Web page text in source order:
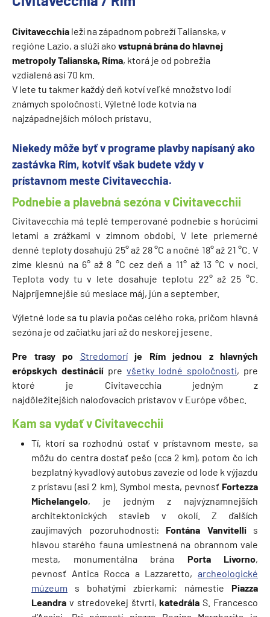
Civitavecchia leží na západnom pobreží Talianska, v
regióne Lazio, a slúži ako vstupná brána do hlavnej
metropoly Talianska, Ríma, ktorá je od pobrežia
vzdialená asi 70 km.
V lete tu takmer každý deň kotví veľké množstvo lodí
známych spoločností. Výletné lode kotvia na
najzápadnejších móloch prístavu.
Niekedy môže byť v programe plavby napísaný ako
zastávka Rím, kotviť však budete vždy v
prístavnom meste Civitavecchia.
Podnebie a plavebná sezóna v Civitavecchii
Civitavecchia má teplé temperované podnebie s horúcimi
letami a zrážkami v zimnom období. V lete priemerné
denné teploty dosahujú 25° až 28 °C a nočné 18° až 21 °C. V
zime klesnú na 6° až 8 °C cez deň a 11° až 13 °C v noci.
Teplota vody tu v lete dosahuje teplotu 22° až 25 °C.
Najpríjemnejšie sú mesiace máj, jún a september.
Výletné lode sa tu plavia počas celého roka, pričom hlavná
sezóna je od začiatku jari až do neskorej jesene.
Pre trasy po Stredomoríje Rím jednou z hlavných
erópskych destinácií pre všetky lodné spoločnosti, pre
ktoré je Civitavecchia jedným z
najdôležitejších naloďovacích prístavov v Európe vôbec.
Kam sa vydať v Civitavecchii
Tí, ktorí sa rozhodnú ostať v prístavnom meste, sa
môžu do centra dostať pešo (cca 2 km), potom čo ich
bezplatný kyvadlový autobus zavezie od lode k výjazdu
z prístavu (asi 2 km). Symbol mesta, pevnosť Fortezza
Michelangelo, je jedným z najvýznamnejších
architektonických stavieb v okolí. Z ďalších
zaujímavých pozoruhodností: Fontána Vanvitellis
hlavou starého fauna umiestnená na obrannom vale
mesta, monumentálna brána Porta Livorno,
pevnosť Antica Rocca a Lazzaretto, archeologické
múzeum s bohatými zbierkami; námestie Piazza
Leandra v stredovekej štvrti,katedrálaS. Francesco